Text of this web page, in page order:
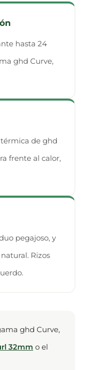
hasta 24
ghd Curve,
de ghd
frente al calor,
pegajoso, y
Rizos
ghd Curve,
32mm o el